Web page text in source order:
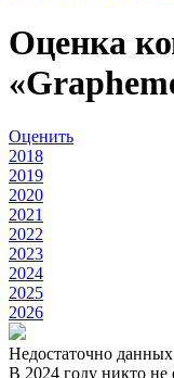
Оценка
Оценить
2018
2019
2020
2021
2022
2023
2024
2025
2026
Недостаточно данных
В 2024 году никто